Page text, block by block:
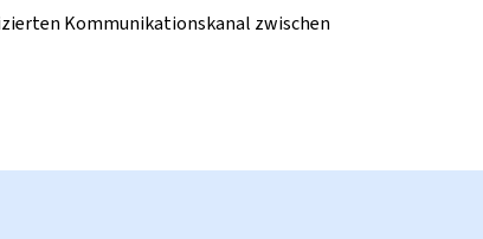
Kommunikationskanal zwischen